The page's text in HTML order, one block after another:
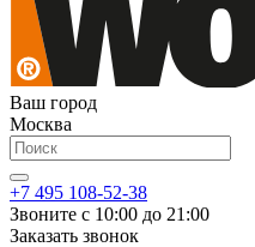
Ваш город
Москва
+7 495 108-52-38
Звоните с 10:00 до 21:00
Заказать звонок